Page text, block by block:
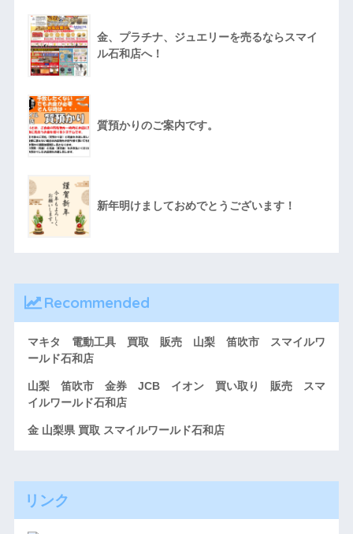
金、プラチナ、ジュエリーを売るならスマイ
ル石和店へ！
質預かりのご案内です。
新年明けましておめでとうございます！
Recommended
マキタ 電動工具 買取 販売 山梨 笛吹市 スマイルワ
ールド石和店
山梨 笛吹市 金券 JCB イオン 買い取り 販売 スマ
イルワールド石和店
金 山梨県 買取 スマイルワールド石和店
リンク